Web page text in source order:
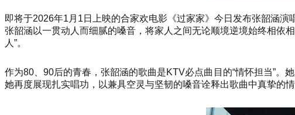
即将于2026年1月1日上映的合家欢电影《过家家》今日发布张韶涵
张韶涵以一贯动人而细腻的嗓音，将家人之间无论顺境逆境始终相依
人”。
作为80、90后的青春，张韶涵的歌曲是KTV必点曲目的“情怀担当”。
她再度展现扎实唱功，以兼具空灵与坚韧的嗓音诠释出歌曲中真挚的情